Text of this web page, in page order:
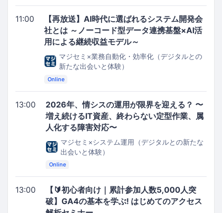
11:00
【再放送】AI時代に選ばれるシステム開発会
社とは ～ノーコード型データ連携基盤×AI活
用による継続収益モデル～
マジセミ×業務自動化・効率化（デジタルとの
新たな出会いと体験）
Online
13:00
2026年、情シスの運用が限界を迎える？ 〜
増え続けるIT資産、終わらない定型作業、属
人化する障害対応〜
マジセミ×システム運用（デジタルとの新たな
出会いと体験）
Online
13:00
【🔰初心者向け｜累計参加人数5,000人突
破】GA4の基本を学ぶ! はじめてのアクセス